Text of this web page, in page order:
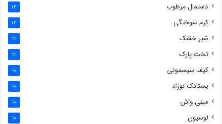
دستمال مرطوب 12
کرم سوختگی 12
شیر خشک 11
تخت پارک 11
کیف سیسمونی 10
پستانک نوزاد 10
مینی واش 10
لوسیون 10